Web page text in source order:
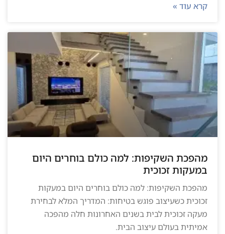
קרא עוד »
מהפכת השקיפות: למה כולם בוחרים היום
במעקות זכוכית
מהפכת השקיפות: למה כולם בוחרים היום במעקות
זכוכית כשעיצוב פוגש בטיחות: המדריך המלא לבחירת
מעקה זכוכית לבית בשנים האחרונות חלה מהפכה
אמיתית בעולם עיצוב הבית.